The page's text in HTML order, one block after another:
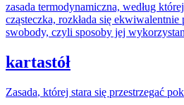
zasada termodynamiczna, według
cząsteczka, rozkłada się
swobody, czyli sposoby jej
kartastół
Zasada, której stara się przestrzegać